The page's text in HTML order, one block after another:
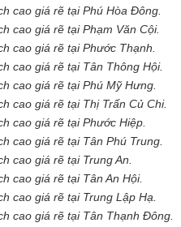
cao giá rẽ tại Phú Hòa Đông.
cao giá rẽ tại Phạm Văn Cội.
cao giá rẽ tại Phước Thạnh.
cao giá rẽ tại Tân Thông Hội.
cao giá rẽ tại Phú Mỹ Hưng.
cao giá rẽ tại Thị Trấn Củ Chi.
cao giá rẽ tại Phước Hiệp.
cao giá rẽ tại Tân Phú Trung.
cao giá rẽ tại Trung An.
cao giá rẽ tại Tân An Hội.
cao giá rẽ tại Trung Lập Hạ.
cao giá rẽ tại Tân Thạnh Đông.